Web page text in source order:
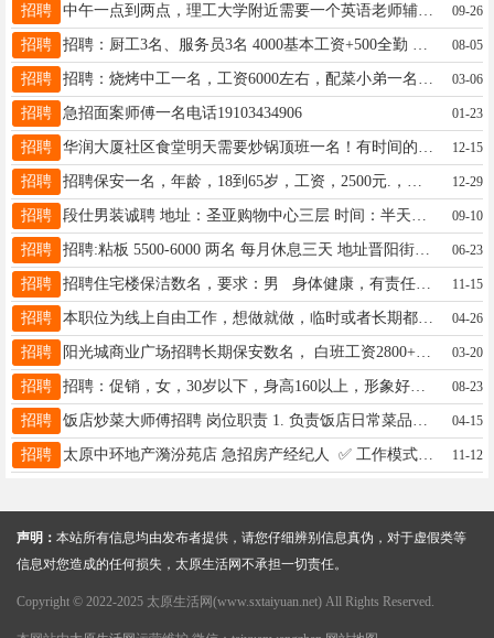
招聘 中午一点到两点，理工大学附近需要一个英语老师辅导读英语绘本。要求英文发音好。18935105875。 09-26
招聘 08-05
招聘 03-06
招聘 急招面案师傅一名电话19103434906 01-23
招聘 12-15
招聘 12-29
招聘 09-10
招聘 招聘:粘板 5500-6000 两名 每月休息三天 地址晋阳街 15525757721 06-23
招聘 招聘住宅楼保洁数名，要求：男 身体健康，有责任心，沟通能力强，吃苦耐劳，服从管理。 地址：太原南站东光明路香颂小区。 联系电话： 13835190361 13633441244 11-15
招聘 本职位为线上自由工作，想做就做，临时或者长期都可以 2：利用零碎时间就可以兼职，不限时间和地点。正规安全放心 3：收入直接提v或者支付宝，一单一结做多少提多少没有要求 4：工作简单无需经验，有一部手机会下载软件即可多劳多得-任务是做不完 5：平均每小时25元以上每天150左右，平台稳定长期可做的 6：完全免费，任何收费的兼职都是骗人的。 加入方式： 添加QQ群：7 9 9 4 9 8 8 8 1 04-26
招聘 阳光城商业广场招聘长期保安数名， 白班工资2800+200全勤 夜班工资2300+200全勤 年龄55岁以下 工作内容 日常巡逻 秩序维护 电话 13068087717 （微信同号） 03-20
招聘 招聘：促销，女，30岁以下，身高160以上，形象好，善于沟通，8月22,23,24,29,30,31日 工作时间18:00-22:00 工作地址:王村南街（2名），优山美郡1名，电子街1名 联系方式:17735129797（微信同步） 08-23
招聘 04-15
招聘 太原中环地产漪汾苑店 急招房产经纪人 ✅ 工作模式：做三休四，时间自由不内卷！ ✅ 工作时段：早9:00-12:00 | 下午14:00-19:00 ✅ 岗位要求：有无经验均可！沟通力强、有责任心，有中介经验者优先 ✅ 新人福利：11年房产老手手把手带教，从零教起无压力 ✅ 薪资待遇：薪资面议，提成丰厚，详情来电咨询 ✅ 联系方式： - 高女士：15110422980微信同号- 李经理：15383433917 ✅ 门店优势：成熟门店+稳定资源，新手也能快速开单 11-12
声明： 本站所有信息均由发布者提供，请您仔细辨别信息真伪，对于虚假类等
信息对您造成的任何损失，太原生活网不承担一切责任。
Copyright © 2022-2025 太原生活网(www.sxtaiyuan.net) All Rights Reserved.